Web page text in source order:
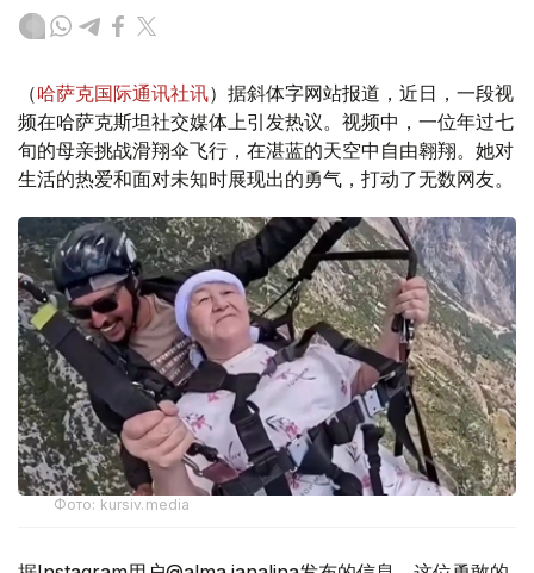
（哈萨克国际通讯社讯）据斜体字网站报道，近日，一段视
频在哈萨克斯坦社交媒体上引发热议。视频中，一位年过七
旬的母亲挑战滑翔伞飞行，在湛蓝的天空中自由翱翔。她对
生活的热爱和面对未知时展现出的勇气，打动了无数网友。
Фото: kursiv.media